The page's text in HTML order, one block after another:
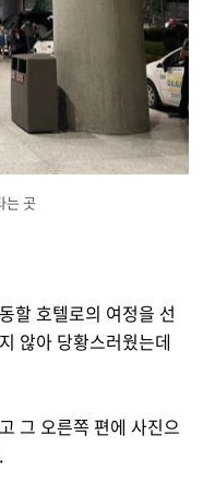
는 곳
할 호텔로의 여정을 선
않아 당황스러웠는데
그 오른쪽 편에 사진으